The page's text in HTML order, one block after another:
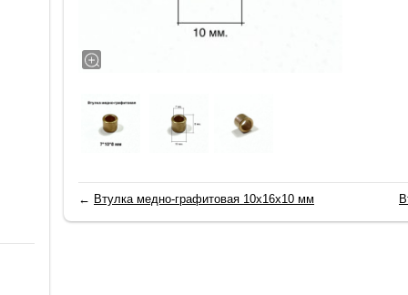
← Втулка медно-графитовая 10х16х10 мм